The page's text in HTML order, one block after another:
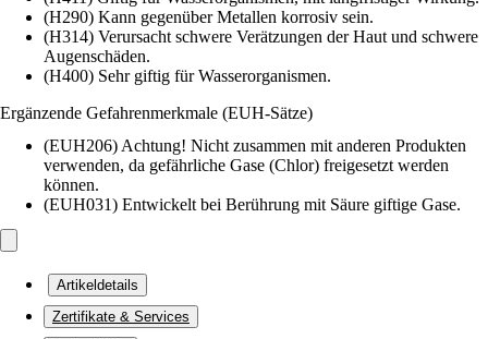
(H290) Kann gegenüber Metallen korrosiv sein.
(H314) Verursacht schwere Verätzungen der Haut und schwere
Augenschäden.
(H400) Sehr giftig für Wasserorganismen.
Ergänzende Gefahrenmerkmale (EUH-Sätze)
(EUH206) Achtung! Nicht zusammen mit anderen Produkten
verwenden, da gefährliche Gase (Chlor) freigesetzt werden
können.
(EUH031) Entwickelt bei Berührung mit Säure giftige Gase.
Artikeldetails
Zertifikate & Services